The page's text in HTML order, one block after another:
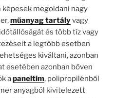
megoldani nagy
műanyag tartályvagy
és több tíz vagy
a legtöbb esetben
kiváltani, azonban
esetében azonban bőven
apaneltim, polipropilénből
anyagból kivitelezett